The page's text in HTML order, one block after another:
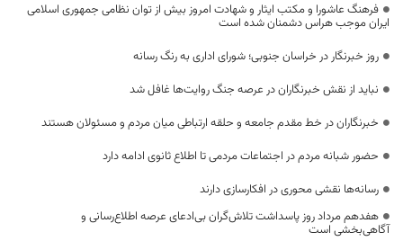
فرهنگ عاشورا و مکتب ایثار و شهادت امروز بیش از توان نظامی جمهوری اسلامی
ایران موجب هراس دشمنان شده است
روز خبرنگار در خراسان جنوبی؛ شورای اداری به رنگ رسانه
نباید از نقش خبرنگاران در عرصه جنگ روایت‌ها غافل شد
خبرنگاران در خط مقدم جامعه و حلقه ارتباطی میان مردم و مسئولان هستند
حضور شبانه مردم در اجتماعات مردمی تا اطلاع ثانوی ادامه دارد
رسانه‌ها نقشی محوری در افکارسازی دارند
هفدهم مرداد روز پاسداشت تلاش‌گران بی‌ادعای عرصه اطلاع‌رسانی و
آگاهی‌بخشی است